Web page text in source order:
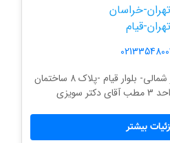
خراسان
قیام
تهران - خیابان 17 شهریور شمالی- بلوار قیام -پلاک 8 ساختمان
بیشتر